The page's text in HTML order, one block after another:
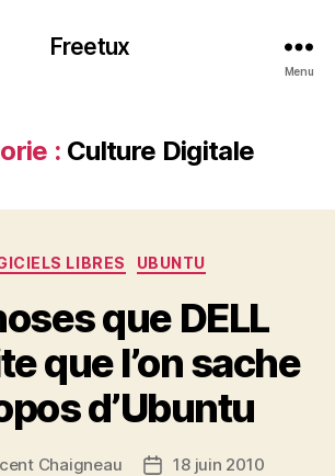
Freetux
Menu
: Culture Digitale
Catégories
LIBRES UBUNTU
que DELL
que l’on sache
d’Ubuntu
Chaigneau
Date18 juin 2010